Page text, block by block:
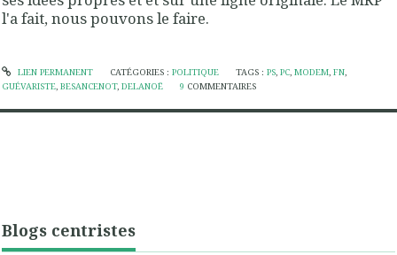
Blogs centristes
l'a fait, nous pouvons le faire.
LIEN PERMANENT CATÉGORIES : POLITIQUE TAGS :PS,PC,MODEM,FN,
GUÉVARISTE, BESANCENOT, DELANOË 9 COMMENTAIRES